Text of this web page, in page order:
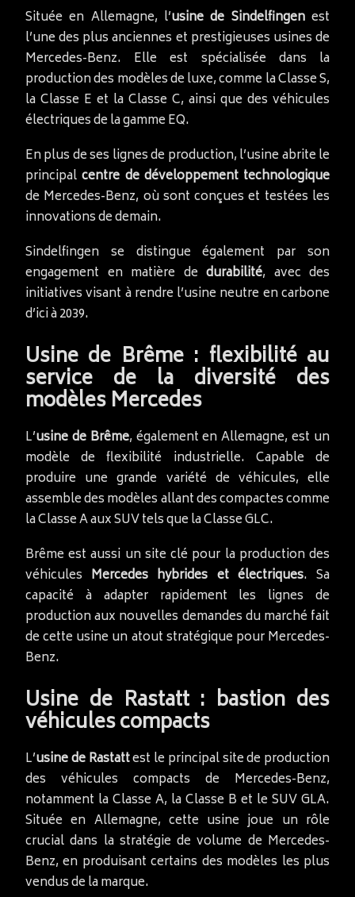
Située en Allemagne, l’usine de Sindelfingenest
l’une des plus anciennes et prestigieuses usines de
Mercedes-Benz. Elle est spécialisée dans la
production des modèles de luxe, comme la Classe S,
la Classe E et la Classe C, ainsi que des véhicules
électriques de la gamme EQ.
En plus de ses lignes de production, l’usine abrite le
principalcentre de développement technologique
de Mercedes-Benz, où sont conçues et testées les
innovations de demain.
Sindelfingen se distingue également par son
engagement en matière de durabilité, avec des
initiatives visant à rendre l’usine neutre en carbone
d’ici à 2039.
Usine de Brême : flexibilité au
service de la diversité des
modèles Mercedes
L’usine de Brême, également en Allemagne, est un
modèle de flexibilité industrielle. Capable de
produire une grande variété de véhicules, elle
assemble des modèles allant des compactes comme
la Classe A aux SUV tels que la Classe GLC.
Brême est aussi un site clé pour la production des
véhicules Mercedes hybrides et électriques. Sa
capacité à adapter rapidement les lignes de
production aux nouvelles demandes du marché fait
de cette usine un atout stratégique pour Mercedes-
Benz.
Usine de Rastatt : bastion des
véhicules compacts
L’usine de Rastattest le principal site de production
des véhicules compacts de Mercedes-Benz,
notamment la Classe A, la Classe B et le SUV GLA.
Située en Allemagne, cette usine joue un rôle
crucial dans la stratégie de volume de Mercedes-
Benz, en produisant certains des modèles les plus
vendus de la marque.